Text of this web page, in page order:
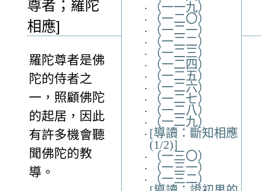
（一一九）
（一二〇）
（一二一）
（一二二）
（一二三）
（一二四）
（一二五）
（一二六）
（一二七）
（一二八）
（一二九）
[導讀：斷知相應
(1/2)]
（一三〇）
（一三一）
（一三二）
尊者；羅陀
相應]
羅陀尊者是佛
陀的侍者之
一，照顧佛陀
的起居，因此
有許多機會聽
聞佛陀的教
導。